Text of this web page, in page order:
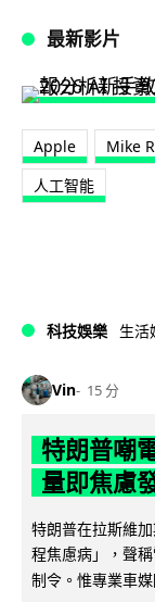
最新影片
Apple Mike
人工智能
科技娛樂 生活
Vin 15 分
特朗普嘲
量即焦慮
特朗普在拉斯維
程焦慮病」，聲
制令。惟專業車